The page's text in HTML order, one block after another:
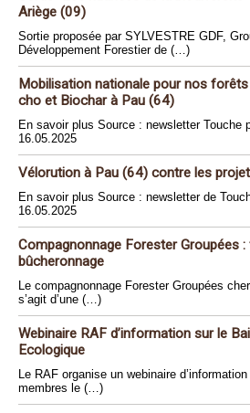
Ariège (09)
Sortie proposée par SYLVESTRE GDF,
Développement Forestier de (…)
Mobilisation nationale pour nos
cho et Biochar à Pau (64)
En savoir plus Source : newsletter Touche
16.05.2025
Vélorution à Pau (64) contre les
En savoir plus Source : newsletter de
16.05.2025
Compagnonnage Forester Groupées
bûcheronnage
Le compagnonnage Forester Groupées
s’agit d’une (…)
Webinaire RAF d’information sur le
Ecologique
Le RAF organise un webinaire
membres le (…)